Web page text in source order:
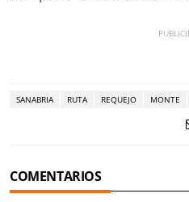
SANABRIA RUTA REQUEJO MONTE
COMENTARIOS